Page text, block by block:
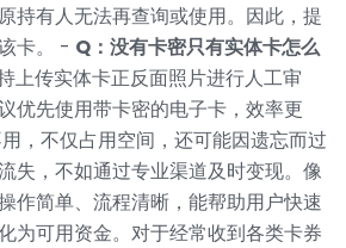
持有人无法再查询或使用。因此，提
卡。 - Q：没有卡密只有实体卡怎么
上传实体卡正反面照片进行人工审
优先使用带卡密的电子卡，效率更
，不仅占用空间，还可能因遗忘而过
失，不如通过专业渠道及时变现。像
作简单、流程清晰，能帮助用户快速
为可用资金。对于经常收到各类卡券